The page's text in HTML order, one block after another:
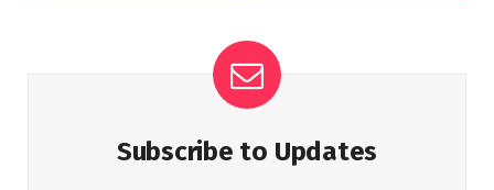
Subscribe to Updates